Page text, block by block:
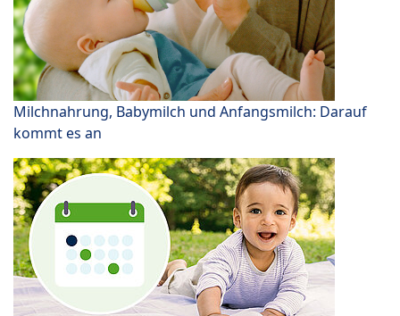
Milchnahrung, Babymilch und Anfangsmilch: Darauf
kommt es an